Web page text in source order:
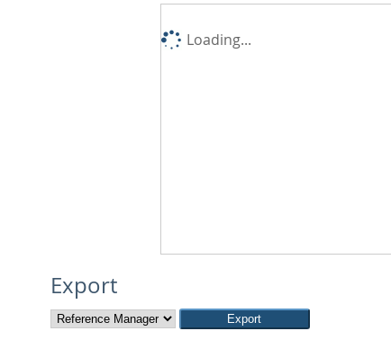
Loading...
Export